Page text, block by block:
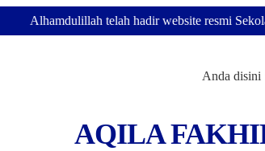
Alhamdulillah telah hadir website resmi
Anda disini
AQILA